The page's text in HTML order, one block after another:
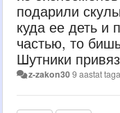
подарили
куда ее деть и
частью, то
Шутники
z-zakon309 aastat